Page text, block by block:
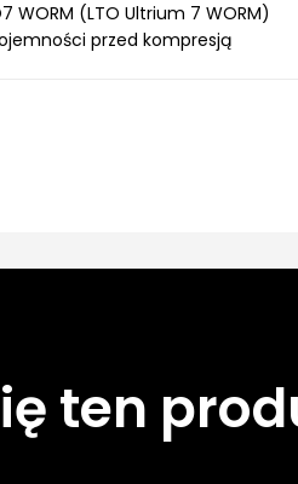
WORM (LTO Ultrium 7 WORM)
przed kompresją
ten